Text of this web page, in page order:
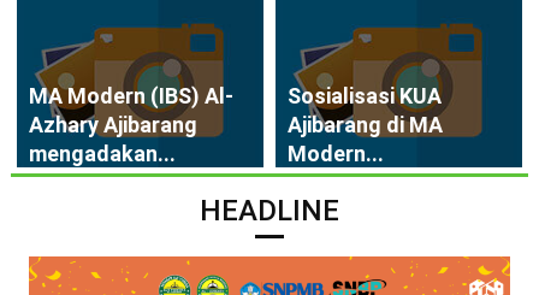
MA Modern (IBS) Al-
Azhary Ajibarang
mengadakan...
Sosialisasi KUA
Ajibarang di MA
Modern...
HEADLINE